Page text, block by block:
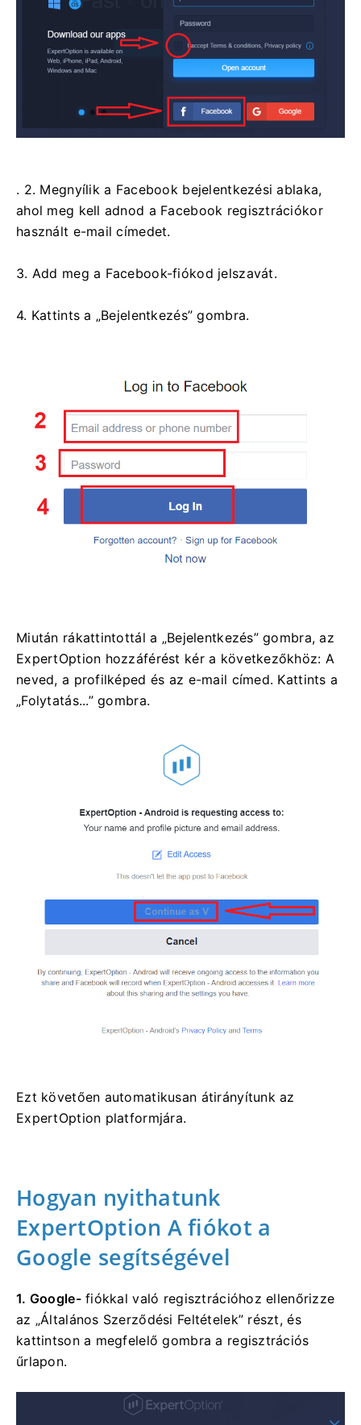
. 2. Megnyílik a Facebook bejelentkezési ablaka,
ahol meg kell adnod a Facebook regisztrációkor
használt e-mail címedet.
3. Add meg a Facebook-fiókod jelszavát.
4. Kattints a „Bejelentkezés” gombra.
Miután rákattintottál a „Bejelentkezés” gombra, az
ExpertOption hozzáférést kér a következőkhöz: A
neved, a profilképed és az e-mail címed. Kattints a
„Folytatás...” gombra.
Ezt követően automatikusan átirányítunk az
ExpertOption platformjára.
Hogyan nyithatunk
ExpertOption Afiókot a
Google segítségével
1. Google-fiókkal való regisztrációhozellenőrizze
az „Általános Szerződési Feltételek” részt, és
kattintson a megfelelő gombra a regisztrációs
űrlapon.